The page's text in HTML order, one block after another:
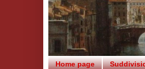
Home page